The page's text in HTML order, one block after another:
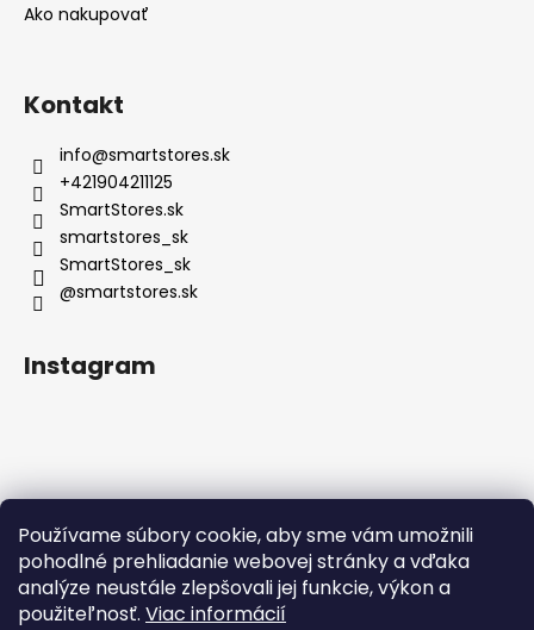
Používame súbory cookie, aby sme vám umožnili
pohodlné prehliadanie webovej stránky a vďaka
analýze neustále zlepšovali jej funkcie, výkon a
použiteľnosť. Viac informácií
Ako nakupovať
Kontakt
info@smartstores.sk
+421904211125
SmartStores.sk
smartstores_sk
SmartStores_sk
@smartstores.sk
Instagram
Sledovať na Instagrame